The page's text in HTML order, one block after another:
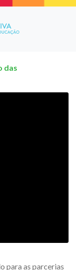
das
para as parcerias